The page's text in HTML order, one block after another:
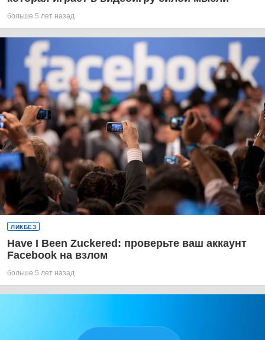
больше 5 лет назад
ЛИКБЕЗ
Have I Been Zuckered: проверьте ваш аккаунт
Facebook на взлом
больше 5 лет назад